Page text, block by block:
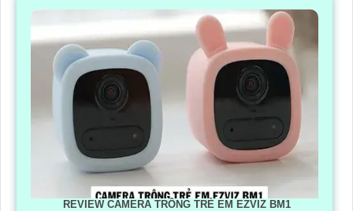
REVIEW CAMERA TRÔNG TRẺ EM EZVIZ BM1